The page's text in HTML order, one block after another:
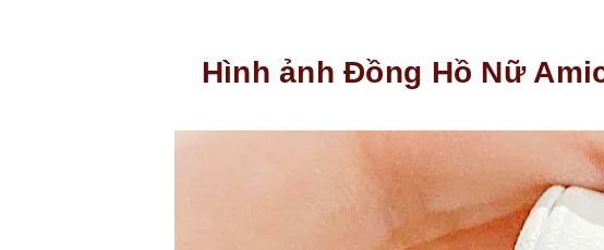
Hình ảnh Đồng Hồ Nữ